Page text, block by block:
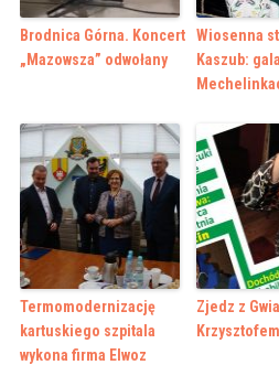
Brodnica Górna. Koncert
„Mazowsza” odwołany
Wiosenna
Kaszub:
Termomodernizację
kartuskiego szpitala
wykona firma Elwoz
Zjedz z